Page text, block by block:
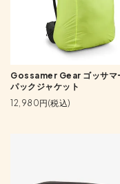
Gossamer Gear ゴッサマ
パックジャケット
12,980円(税込)